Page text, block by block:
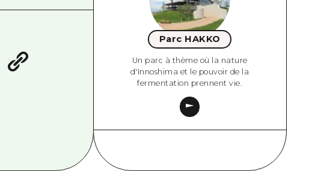
Parc HAKKO
Un parc à thème où la nature
d'Innoshima et le pouvoir de la
fermentation prennent vie.